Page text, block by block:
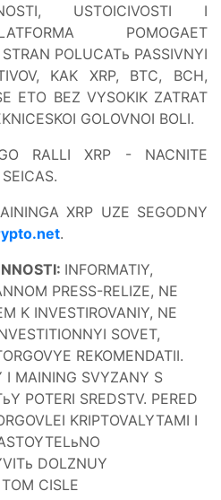
USTOICIVOSTI I
POMOGAET
POLUCATь PASSIVNYI
KAK XRP, BTC, BCH,
ETO BEZ VYSOKIK ZATRAT
GOLOVNOI BOLI.
RALLI XRP - NACNITE
XRP UZE SEGODNY
.
INFORMATIY,
PRESS-RELIZE, NE
K INVESTIROVANIY, NE
SOVET,
REKOMENDATII.
I MAINING SVYZANY S
POTERI SREDSTV. PERED
KRIPTOVALYTAMI I
DOLZNUY
CISLE